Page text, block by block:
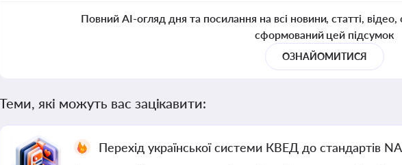
Повний AI-огляд дня та посилання на всі новини, статті,
сформований цей підсумок
ОЗНАЙОМИТИСЯ
Теми, які можуть вас зацікавити:
Перехід української системи КВЕД до стандартів